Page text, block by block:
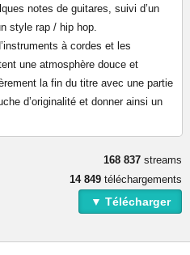
notes de guitares, suivi d’un
style rap / hip hop.
à cordes et les
une atmosphère douce et
la fin du titre avec une partie
d’originalité et donner ainsi un
168 837 streams
14 849 téléchargements
▼ Télécharger